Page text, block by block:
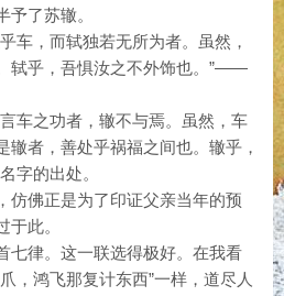
了苏辙。
车，而轼独若无所为者。虽然，
轼乎，吾惧汝之不外饰也。”——
车之功者，辙不与焉。虽然，车
辙者，善处乎祸福之间也。辙乎，
字的出处。
仿佛正是为了印证父亲当年的预
于此。
七律。这一联选得极好。在我看
，鸿飞那复计东西”一样，道尽人